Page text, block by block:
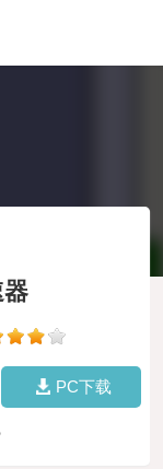
PC下载